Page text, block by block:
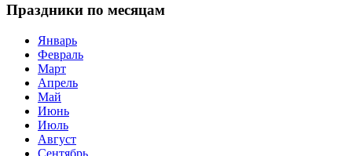
Праздники по месяцам
Январь
Февраль
Март
Апрель
Май
Июнь
Июль
Август
Сентябрь